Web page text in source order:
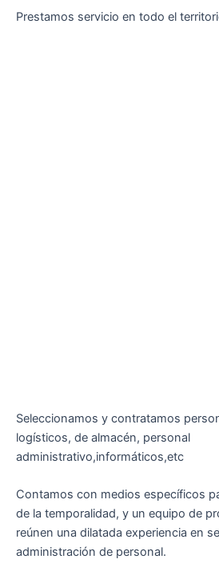
Prestamos servicio en todo el
Seleccionamos y contratamos
logísticos, de almacén, personal
administrativo,informáticos,etc
Contamos con medios específicos
de la temporalidad, y un equipo de
reúnen una dilatada experiencia en
administración de personal.